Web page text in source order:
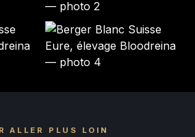
ALLER PLUS LOIN